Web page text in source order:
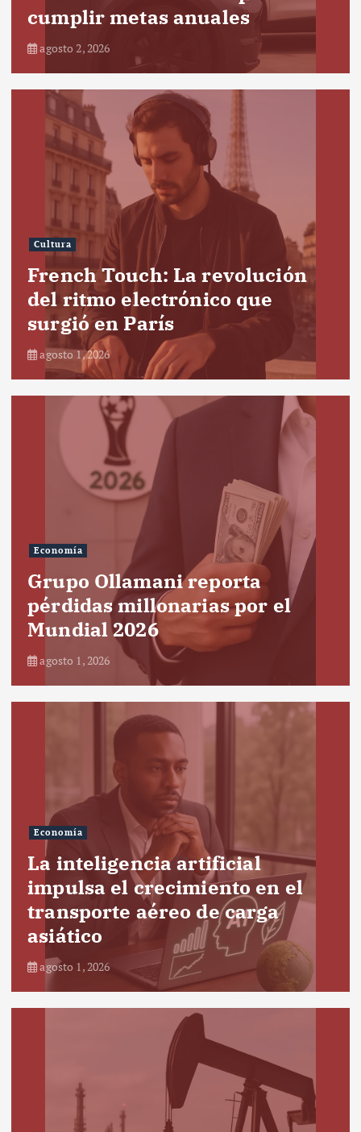
cumplir metas anuales
agosto 2, 2026
Cultura
French Touch: La revolución
del ritmo electrónico que
surgió en París
agosto 1, 2026
Economía
Grupo Ollamani reporta
pérdidas millonarias por el
Mundial 2026
agosto 1, 2026
Economía
La inteligencia artificial
impulsa el crecimiento en el
transporte aéreo de carga
asiático
agosto 1, 2026